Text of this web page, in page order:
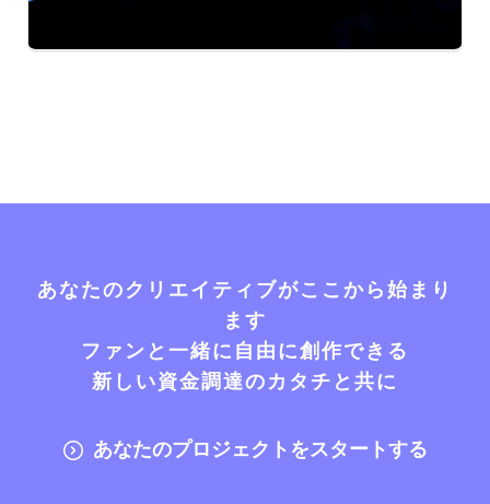
あなたのクリエイティブがここから始まり
ます
ファンと一緒に自由に創作できる
新しい資金調達のカタチと共に
あなたのプロジェクトをスタートする